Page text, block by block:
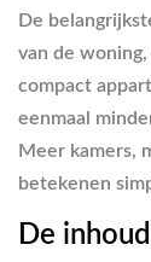
De
van de
compact
eenmaal
Meer kamers,
betekenen
De